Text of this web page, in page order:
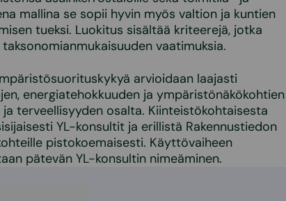
mallina se sopii hyvin myös valtion ja kuntien
tueksi. Luokitus sisältää kriteerejä, jotka
vaatimuksia.
arvioidaan laajasti
energiatehokkuuden ja ympäristönäkökohtien
terveellisyyden osalta. Kiinteistökohtaisesta
YL-konsultit ja erillistä Rakennustiedon
pistokoemaisesti. Käyttövaiheen
pätevän YL-konsultin nimeäminen.